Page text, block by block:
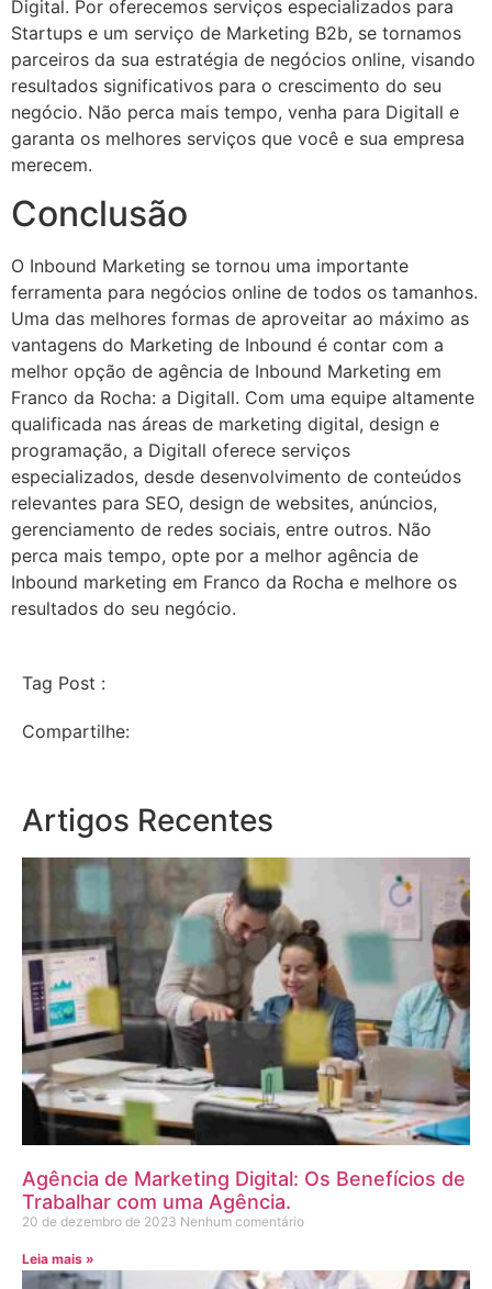
Digital. Por oferecemos serviços especializados para
Startups e um serviço de Marketing B2b, se tornamos
parceiros da sua estratégia de negócios online, visando
resultados significativos para o crescimento do seu
negócio. Não perca mais tempo, venha para Digitall e
garanta os melhores serviços que você e sua empresa
merecem.
Conclusão
O Inbound Marketing se tornou uma importante
ferramenta para negócios online de todos os tamanhos.
Uma das melhores formas de aproveitar ao máximo as
vantagens do Marketing de Inbound é contar com a
melhor opção de agência de Inbound Marketing em
Franco da Rocha: a Digitall. Com uma equipe altamente
qualificada nas áreas de marketing digital, design e
programação, a Digitall oferece serviços
especializados, desde desenvolvimento de conteúdos
relevantes para SEO, design de websites, anúncios,
gerenciamento de redes sociais, entre outros. Não
perca mais tempo, opte por a melhor agência de
Inbound marketing em Franco da Rocha e melhore os
resultados do seu negócio.
Tag Post :
Compartilhe:
Artigos Recentes
Agência de Marketing Digital: Os Benefícios de
Trabalhar com uma Agência.
20 de dezembro de 2023 Nenhum comentário
Leia mais »